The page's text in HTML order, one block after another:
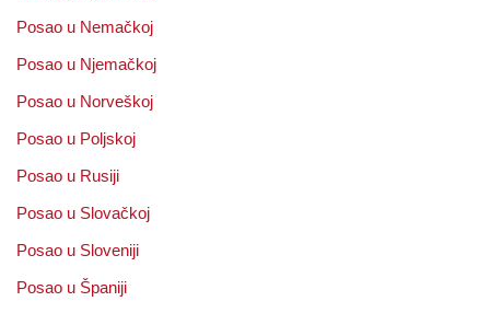
Posao u Nemačkoj
Posao u Njemačkoj
Posao u Norveškoj
Posao u Poljskoj
Posao u Rusiji
Posao u Slovačkoj
Posao u Sloveniji
Posao u Španiji